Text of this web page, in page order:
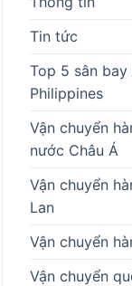
Tin tức
Top 5 sân bay
Philippines
Vận chuyển
nước Châu Á
Vận chuyển
Lan
Vận chuyển
Vận chuyển